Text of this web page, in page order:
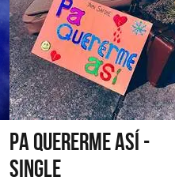
PA QUERERME ASÍ -
SINGLE